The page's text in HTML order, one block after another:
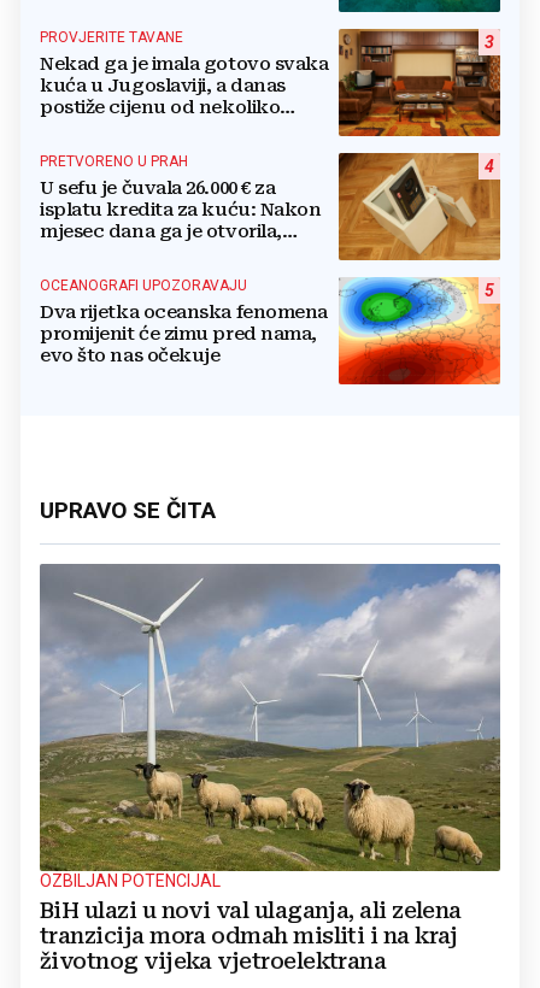
3
PROVJERITE TAVANE
Nekad ga je imala gotovo svaka
kuća u Jugoslaviji, a danas
postiže cijenu od nekoliko
4
PRETVORENO U PRAH
U sefu je čuvala 26.000 € za
isplatu kredita za kuću: Nakon
mjesec dana ga je otvorila,
5
OCEANOGRAFI UPOZORAVAJU
Dva rijetka oceanska fenomena
promijenit će zimu pred nama,
evo što nas očekuje
UPRAVO SE ČITA
OZBILJAN POTENCIJAL
BiH ulazi u novi val ulaganja, ali zelena
tranzicija mora odmah misliti i na kraj
životnog vijeka vjetroelektrana